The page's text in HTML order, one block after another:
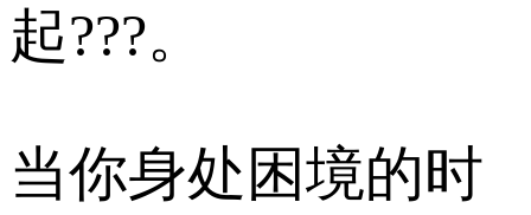
起???。
当你身处困境的时